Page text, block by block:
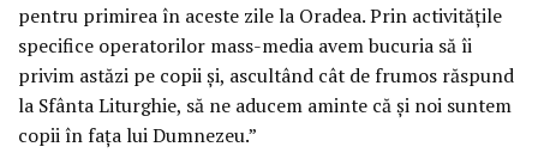
pentru primirea în aceste zile la Oradea. Prin activitățile
specifice operatorilor mass-media avem bucuria să îi
privim astăzi pe copii și, ascultând cât de frumos răspund
la Sfânta Liturghie, să ne aducem aminte că și noi suntem
copii în fața lui Dumnezeu.”